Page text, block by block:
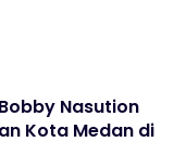
Nasution
Kota Medan di